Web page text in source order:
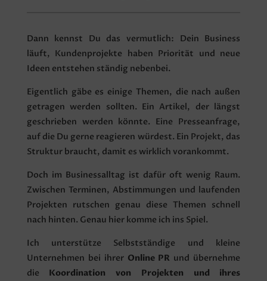
Dann kennst Du das vermutlich: Dein Business
läuft, Kundenprojekte haben Priorität und neue
Ideen entstehen ständig nebenbei.
Eigentlich gäbe es einige Themen, die nach außen
getragen werden sollten. Ein Artikel, der längst
geschrieben werden könnte. Eine Presseanfrage,
auf die Du gerne reagieren würdest. Ein Projekt, das
Struktur braucht, damit es wirklich vorankommt.
Doch im Businessalltag ist dafür oft wenig Raum.
Zwischen Terminen, Abstimmungen und laufenden
Projekten rutschen genau diese Themen schnell
nach hinten. Genau hier komme ich ins Spiel.
Ich unterstütze Selbstständige und kleine
Unternehmen bei ihrer Online PR und übernehme
die Koordination von Projekten und ihres